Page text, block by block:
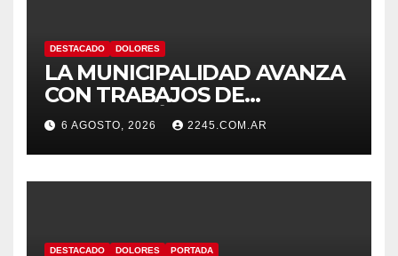
DESTACADO DOLORES
LA MUNICIPALIDAD AVANZA
CON TRABAJOS DE
REPARACIÓN DE
PAVIMENTO EN DISTINTOS
PUNTOS DE LA CIUDAD
6 AGOSTO, 2026 2245.COM.AR
DESTACADO DOLORES PORTADA